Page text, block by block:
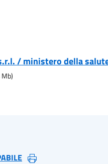
/ ministero della
Mb)